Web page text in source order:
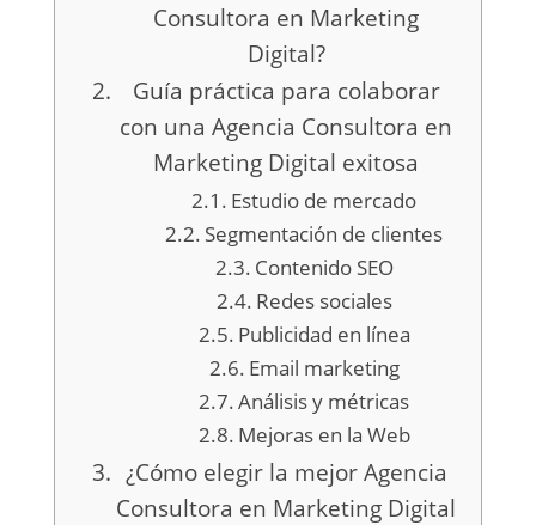
Consultora en Marketing
Digital?
Guía práctica para colaborar
con una Agencia Consultora en
Marketing Digital exitosa
Estudio de mercado
Segmentación de clientes
Contenido SEO
Redes sociales
Publicidad en línea
Email marketing
Análisis y métricas
Mejoras en la Web
¿Cómo elegir la mejor Agencia
Consultora en Marketing Digital